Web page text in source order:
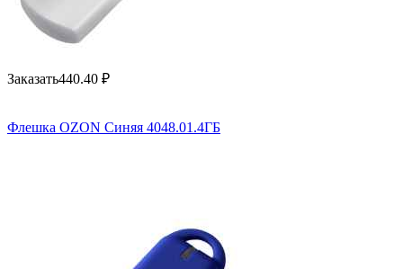
Заказать440.40 ₽
Флешка OZON Синяя 4048.01.4ГБ